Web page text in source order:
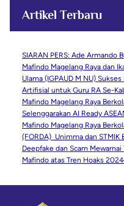
Artikel Terbaru
SIARAN PERS: Ade Armando
Mafindo Magelang Raya dan
Ulama (IGPAUD M NU)
Artifisial untuk Guru RA Se-
Mafindo Magelang Raya
Selenggarakan AI Ready
Mafindo Magelang Raya
(FORDA) Unimma dan STMIK
Deepfake dan Scam
Mafindo atas Tren Hoaks